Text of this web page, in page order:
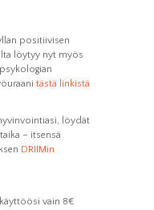
positiivisen
löytyy nyt myös
tästä linkistä
hyvinvointiasi, löydät
– itsensä
DRIIMin
vain 8€